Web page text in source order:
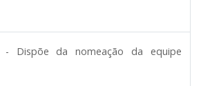
- Dispõe da nomeação da equipe